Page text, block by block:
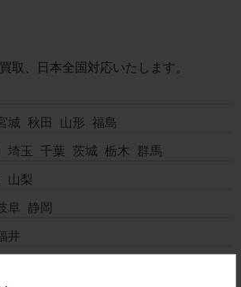
取、日本全国対応いたします。
城 秋田 山形 福島
埼玉 千葉 茨城 栃木 群馬
山梨
阜 静岡
井